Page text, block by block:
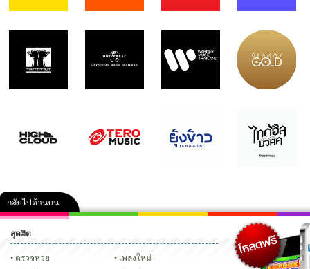
กลับไปด้านบน
คลิป ภาพ ปฏิทิน 2556 เฟซบุ๊ก ทวิ
Glitter
สุดฮิต
ตรวจหวย
เพลงใหม่